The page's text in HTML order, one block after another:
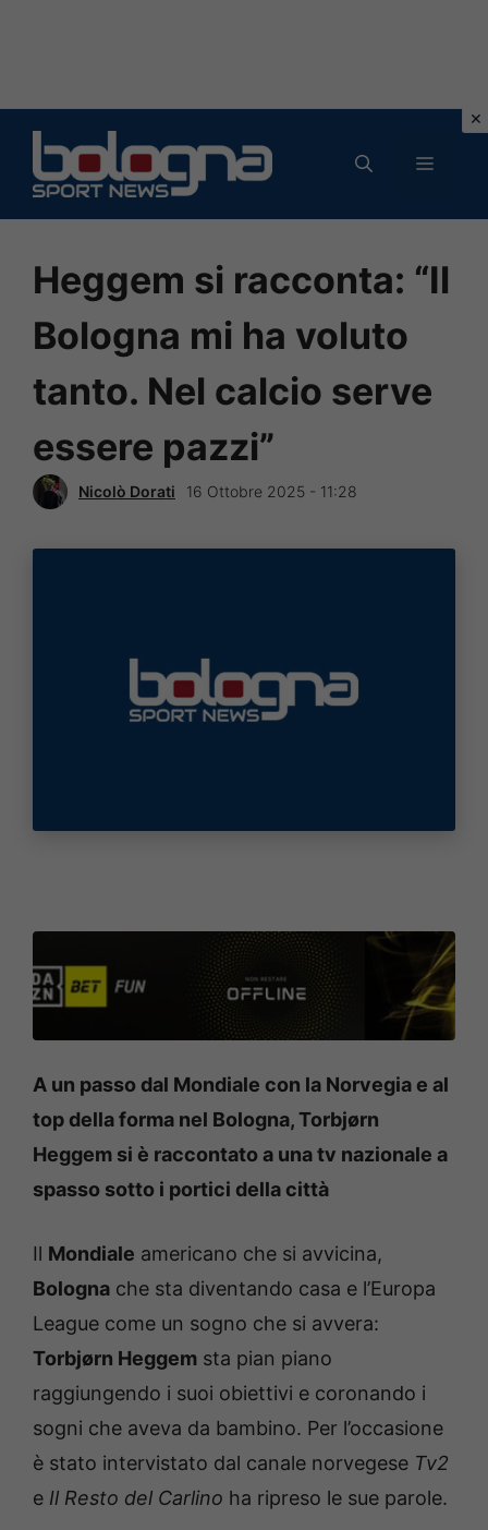
contenuto
MENU
Heggem si racconta: “Il
Bologna mi ha voluto
tanto. Nel calcio serve
essere pazzi”
Nicolò Dorati 16 Ottobre 2025 - 11:28
A un passo dal Mondiale con la Norvegia e al
top della forma nel Bologna, Torbjørn
Heggem si è raccontato a una tv nazionale a
spasso sotto i portici della città
Il Mondiale americano che si avvicina,
Bologna che sta diventando casa e l’Europa
League come un sogno che si avvera:
Torbjørn Heggem sta pian piano
raggiungendo i suoi obiettivi e coronando i
sogni che aveva da bambino. Per l’occasione
è stato intervistato dal canale norvegese Tv2
e Il Resto del Carlino ha ripreso le sue parole.